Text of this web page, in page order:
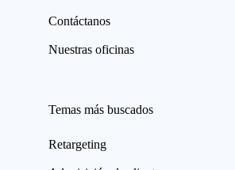
Contáctanos
Nuestras oficinas
Temas más buscados
Retargeting